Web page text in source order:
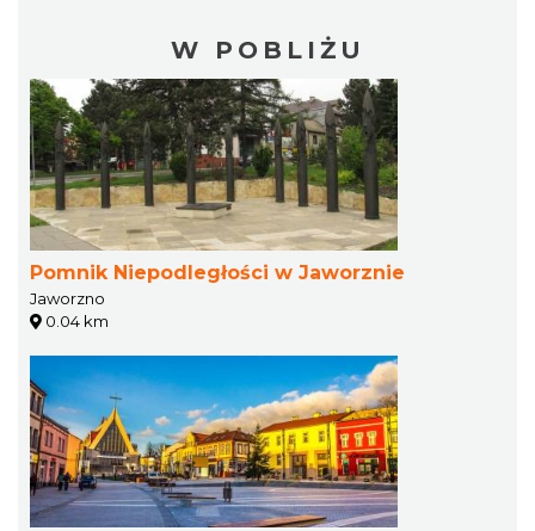
W POBLIŻU
Pomnik Niepodległości w Jaworznie
Jaworzno
0.04 km